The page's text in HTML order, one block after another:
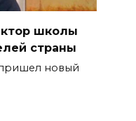
школы
страны
новый